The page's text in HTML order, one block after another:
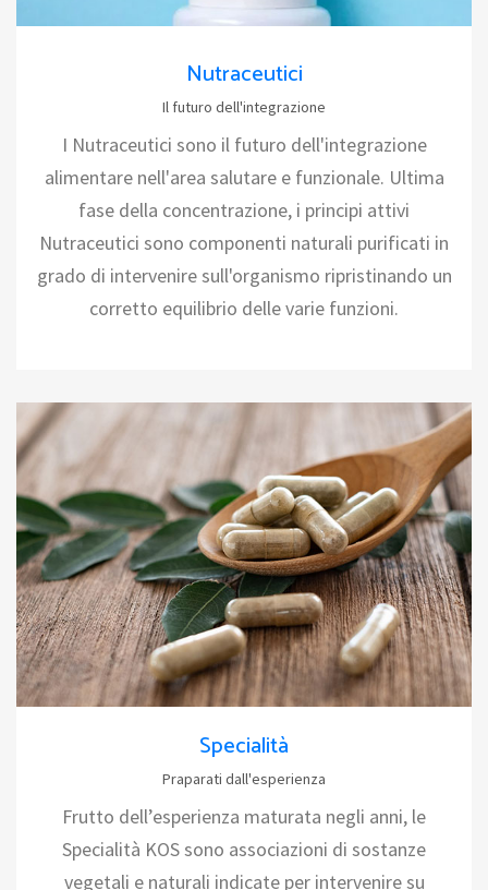
Nutraceutici
Il futuro dell'integrazione
I Nutraceutici sono il futuro dell'integrazione
alimentare nell'area salutare e funzionale. Ultima
fase della concentrazione, i principi attivi
Nutraceutici sono componenti naturali purificati in
grado di intervenire sull'organismo ripristinando un
corretto equilibrio delle varie funzioni.
Specialità
Praparati dall'esperienza
Frutto dell’esperienza maturata negli anni, le
Specialità KOS sono associazioni di sostanze
vegetali e naturali indicate per intervenire su